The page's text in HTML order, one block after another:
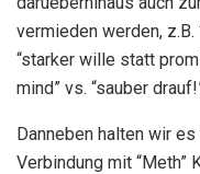
vermieden werden,
“starker wille statt
mind” vs. “sauber
Danneben halten wir
Verbindung mit “Meth”